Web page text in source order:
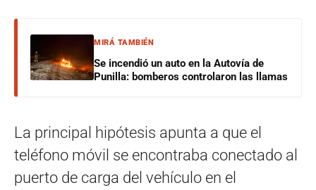
MIRÁ TAMBIÉN
Se incendió un auto en la Autovía de
Punilla: bomberos controlaron las llamas
La principal hipótesis apunta a que el
teléfono móvil se encontraba conectado al
puerto de carga del vehículo en el